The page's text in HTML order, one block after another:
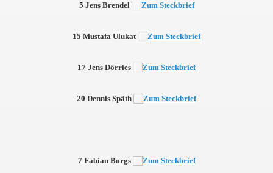
5 Jens Brendel
15 Mustafa Ulukat
17 Jens Dörries
20 Dennis Späth
7 Fabian Borgs